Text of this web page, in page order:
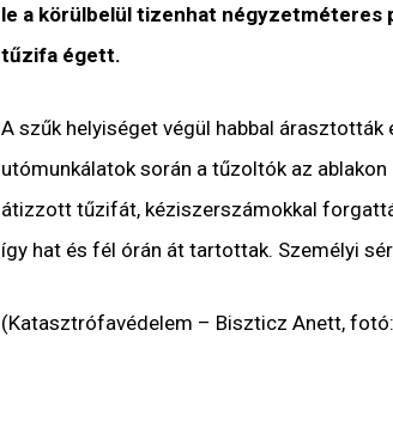
le a körülbelül tizenhat négyzetméteres
tűzifa égett.
A szűk helyiséget végül habbal
utómunkálatok során a tűzoltók az
átizzott tűzifát, kéziszerszámokkal
így hat és fél órán át tartottak. Személyi
(Katasztrófavédelem – Biszticz Anett,